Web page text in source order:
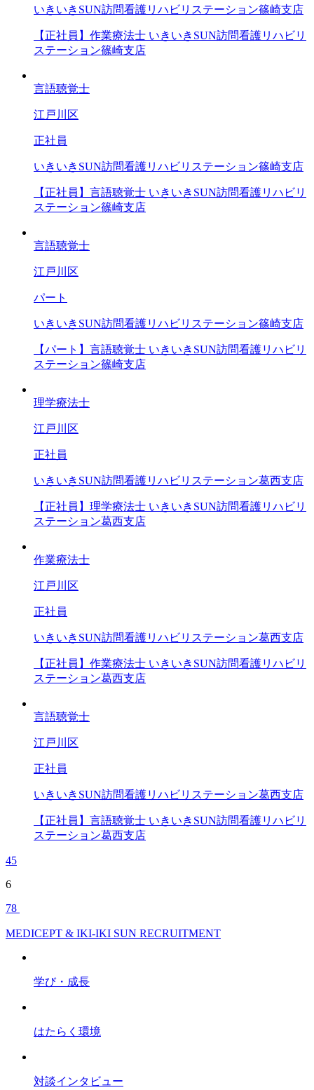
いきいきSUN訪問看護リハビリステーション篠崎支店
【正社員】作業療法士 いきいきSUN訪問看護リハビリ
ステーション篠崎支店
言語聴覚士
江戸川区
正社員
いきいきSUN訪問看護リハビリステーション篠崎支店
【正社員】言語聴覚士 いきいきSUN訪問看護リハビリ
ステーション篠崎支店
言語聴覚士
江戸川区
パート
いきいきSUN訪問看護リハビリステーション篠崎支店
【パート】言語聴覚士 いきいきSUN訪問看護リハビリ
ステーション篠崎支店
理学療法士
江戸川区
正社員
いきいきSUN訪問看護リハビリステーション葛西支店
【正社員】理学療法士 いきいきSUN訪問看護リハビリ
ステーション葛西支店
作業療法士
江戸川区
正社員
いきいきSUN訪問看護リハビリステーション葛西支店
【正社員】作業療法士 いきいきSUN訪問看護リハビリ
ステーション葛西支店
言語聴覚士
江戸川区
正社員
いきいきSUN訪問看護リハビリステーション葛西支店
【正社員】言語聴覚士 いきいきSUN訪問看護リハビリ
ステーション葛西支店
45
6
78
MEDICEPT & IKI-IKI SUN RECRUITMENT
学び・成長
はたらく環境
対談インタビュー